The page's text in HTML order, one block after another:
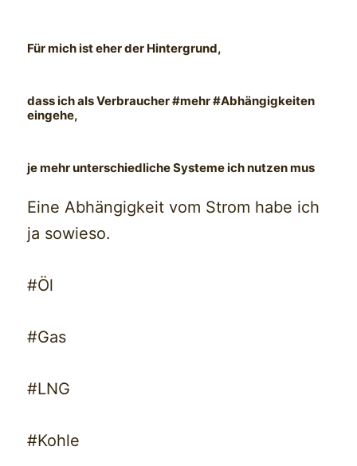
Für mich ist eher der Hintergrund,
dass ich als Verbraucher #mehr #Abhängigkeiten
eingehe,
je mehr unterschiedliche Systeme ich nutzen mus
Eine Abhängigkeit vom Strom habe ich
ja sowieso.
#Öl
#Gas
#LNG
#Kohle